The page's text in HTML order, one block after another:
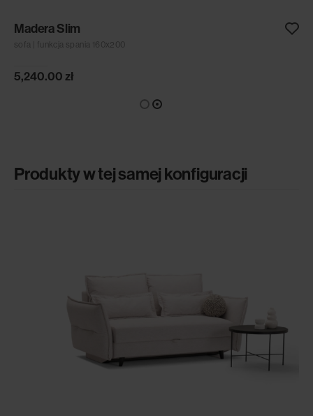
Madera Slim
sofa | funkcja spania 160x200
5,240.00 zł
Produkty w tej samej konfiguracji